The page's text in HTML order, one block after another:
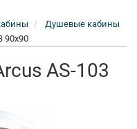
Душевые кабины
90x90
AS-103